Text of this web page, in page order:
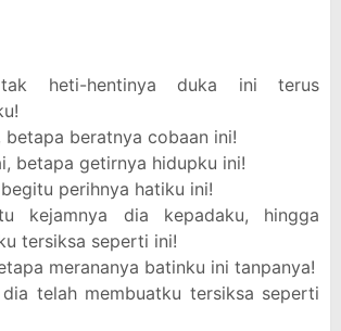
heti-hentinya duka ini terus
betapa beratnya cobaan ini!
betapa getirnya hidupku ini!
perihnya hatiku ini!
kejamnya dia kepadaku, hingga
tersiksa seperti ini!
merananya batinku ini tanpanya!
dia telah membuatku tersiksa seperti